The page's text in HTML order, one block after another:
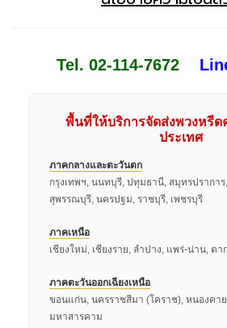
Tel. 02-114-7672
พื้นที่ให้บริการจัดส่งพวงหรี
ประเทศ
ภาคกลางและตะวันตก
กรุงเทพฯ, นนทบุรี, ปทุมธานี, สมุทรปราการ
สุพรรณบุรี, นครปฐม, ราชบุรี, เพชรบุรี
ภาคเหนือ
เชียงใหม่, เชียงราย, ลำปาง, แพร่-น่าน, ตา
ภาคตะวันออกเฉียงเหนือ
ขอนแก่น, นครราชสีมา (โคราช), หนองคาย,
มหาสารคาม